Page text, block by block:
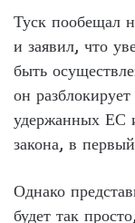
Туск пообещал
и заявил, что
быть
он
удержанных ЕС
закона, в
Однако
будет так